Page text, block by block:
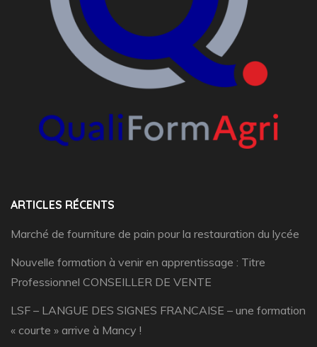
ARTICLES RÉCENTS
Marché de fourniture de pain pour la restauration du lycée
Nouvelle formation à venir en apprentissage : Titre
Professionnel CONSEILLER DE VENTE
LSF – LANGUE DES SIGNES FRANCAISE – une formation
« courte » arrive à Mancy !